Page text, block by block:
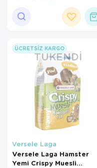
TÜKENDI
ÜCRETSIZ KARGO
Versele Laga
Versele Laga Hamster
Yemi Crispy Muesli